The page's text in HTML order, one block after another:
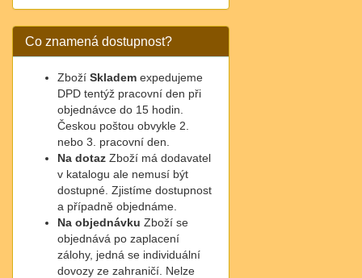
Co znamená dostupnost?
Zboží Skladem expedujeme
DPD tentýž pracovní den při
objednávce do 15 hodin.
Českou poštou obvykle 2.
nebo 3. pracovní den.
Na dotaz Zboží má dodavatel
v katalogu ale nemusí být
dostupné. Zjistíme dostupnost
a případně objednáme.
Na objednávku Zboží se
objednává po zaplacení
zálohy, jedná se individuální
dovozy ze zahraničí. Nelze